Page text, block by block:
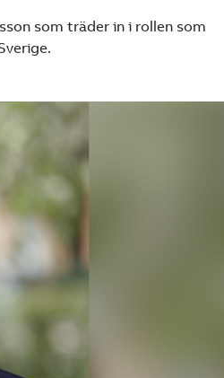
som träder in i rollen som